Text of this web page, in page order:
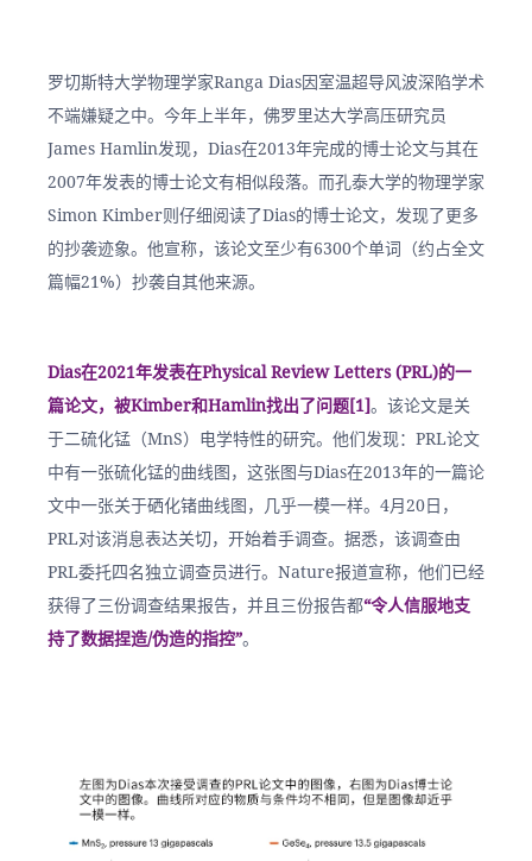
罗切斯特大学物理学家Ranga Dias因室温超导风波深陷学术
不端嫌疑之中。今年上半年，佛罗里达大学高压研究员
James Hamlin发现，Dias在2013年完成的博士论文与其在
2007年发表的博士论文有相似段落。而孔泰大学的物理学家
Simon Kimber则仔细阅读了Dias的博士论文，发现了更多
的抄袭迹象。他宣称，该论文至少有6300个单词（约占全文
篇幅21%）抄袭自其他来源。
Dias在2021年发表在Physical Review Letters (PRL)的一
篇论文，被Kimber和Hamlin找出了问题[1]。该论文是关
于二硫化锰（MnS）电学特性的研究。他们发现：PRL论文
中有一张硫化锰的曲线图，这张图与Dias在2013年的一篇论
文中一张关于硒化锗曲线图，几乎一模一样。4月20日，
PRL对该消息表达关切，开始着手调查。据悉，该调查由
PRL委托四名独立调查员进行。Nature报道宣称，他们已经
获得了三份调查结果报告，并且三份报告都“令人信服地支
持了数据捏造/伪造的指控”。